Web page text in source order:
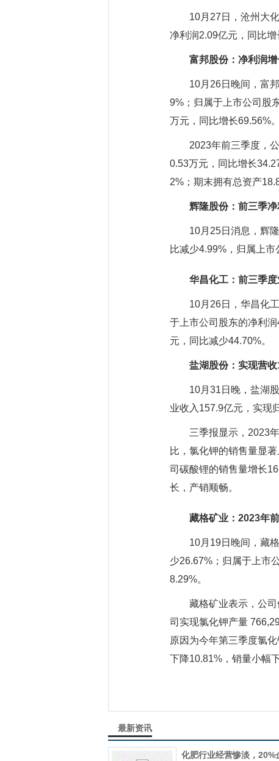
10月27日，沧州大化
净利润2.09亿元，同比
富邦股份：净利润
10月26日晚间，富邦
9%；归属于上市公司股
万元，同比增长69.56%。
2023年前三季度，公
0.53万元，同比增长
2%；期末拥有总资产
辉隆股份：前三季
10月25日消息，辉隆
比减少4.99%，归属上市
华昌化工：前三季
10月26日，华昌化工
于上市公司股东的净利
元，同比减少44.70%。
盐湖股份：实现营
10月31日晚，盐湖股
业收入157.9亿元，实现
三季报显示，2023年
比，氯化钾的销售量显
司碳酸锂的销售量增长
长，产销顺畅。
藏格矿业：2023年
10月19日晚间，藏格
少26.67%；归属于上市
8.29%。
藏格矿业表示，公司
司实现氯化钾产量
原因为今年第三季度氯
下降10.81%，销量小幅
最新资讯
化肥行业经营惨淡，20%